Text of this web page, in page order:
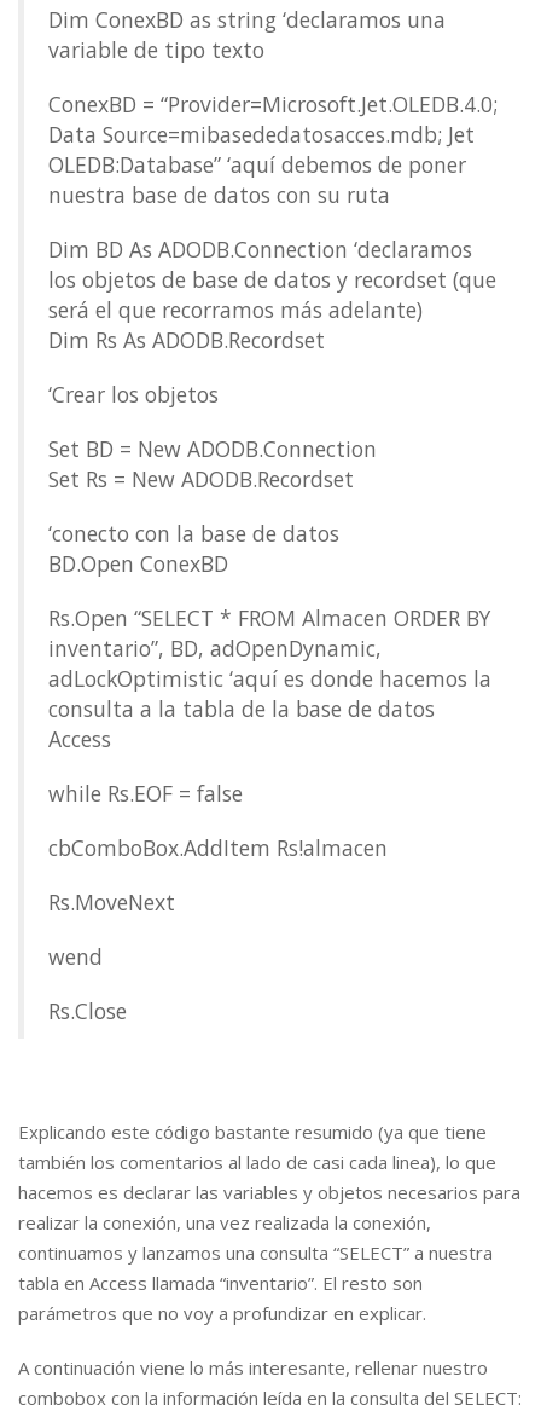
Dim ConexBD as string ‘declaramos una
variable de tipo texto
ConexBD = “Provider=Microsoft.Jet.OLEDB.4.0;
Data Source=mibasededatosacces.mdb; Jet
OLEDB:Database” ‘aquí debemos de poner
nuestra base de datos con su ruta
Dim BD As ADODB.Connection ‘declaramos
los objetos de base de datos y recordset (que
será el que recorramos más adelante)
Dim Rs As ADODB.Recordset
‘Crear los objetos
Set BD = New ADODB.Connection
Set Rs = New ADODB.Recordset
‘conecto con la base de datos
BD.Open ConexBD
Rs.Open “SELECT * FROM Almacen ORDER BY
inventario”, BD, adOpenDynamic,
adLockOptimistic ‘aquí es donde hacemos la
consulta a la tabla de la base de datos
Access
while Rs.EOF = false
cbComboBox.AddItem Rs!almacen
Rs.MoveNext
wend
Rs.Close
Explicando este código bastante resumido (ya que tiene
también los comentarios al lado de casi cada linea), lo que
hacemos es declarar las variables y objetos necesarios para
realizar la conexión, una vez realizada la conexión,
continuamos y lanzamos una consulta “SELECT” a nuestra
tabla en Access llamada “inventario”. El resto son
parámetros que no voy a profundizar en explicar.
A continuación viene lo más interesante, rellenar nuestro
combobox con la información leída en la consulta del SELECT: